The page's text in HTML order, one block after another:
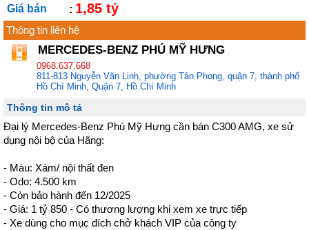
Giá bán : 1,85 tỷ
Thông tin liên hệ
MERCEDES-BENZ PHÚ MỸ HƯNG
0968.637.668
811-813 Nguyễn Văn Linh, phường Tân Phong, quận 7, thành phố
Hồ Chí Minh, Quận 7, Hồ Chí Minh
Thông tin mô tả
Đại lý Mercedes-Benz Phú Mỹ Hưng cần bán C300 AMG, xe sử
dụng nội bộ của Hãng:
- Màu: Xám/ nội thất đen
- Odo: 4.500 km
- Còn bảo hành đến 12/2025
- Giá: 1 tỷ 850 - Có thương lượng khi xem xe trực tiếp
- Xe dùng cho mục đích chở khách VIP của công ty